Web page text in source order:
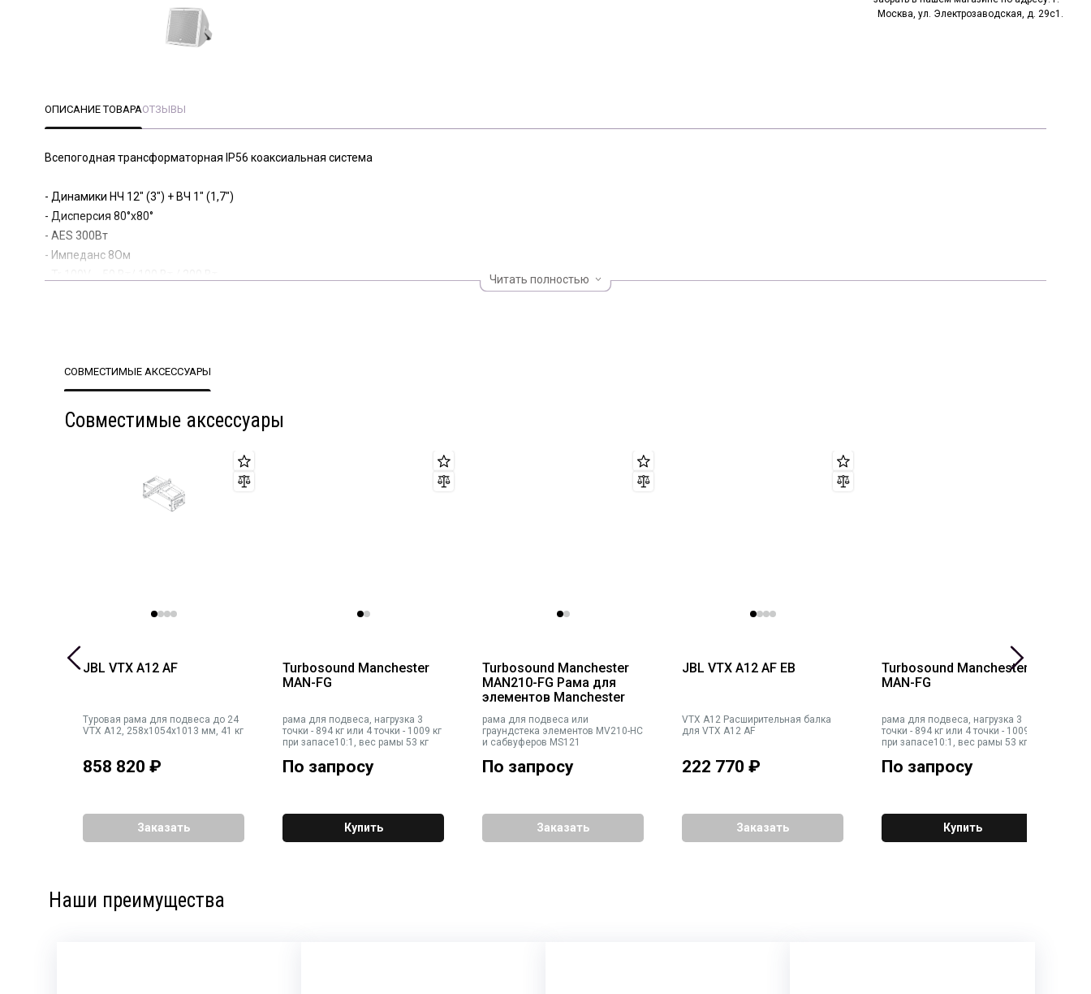
Москва, ул. Электрозаводская, д. 29с1.
ОПИСАНИЕ ТОВАРАОТЗЫВЫ
Всепогодная трансформаторная IP56 коаксиальная система
- Динамики НЧ 12" (3") + ВЧ 1" (1,7")
- Дисперсия 80°x80°
- AES 300Вт
- Импеданс 8Ом
- Габариты 407x411x448мм
- Вес 20кг
Читать полностью
СОВМЕСТИМЫЕ АКСЕССУАРЫ
Совместимые аксессуары
JBL VTX A12 AF
Туровая рама для подвеса до 24
VTX A12, 258x1054x1013 мм, 41 кг
858 820 ₽
Заказать
Turbosound Manchester
MAN-FG
рама для подвеса, нагрузка 3
точки - 894 кг или 4 точки - 1009 кг
при запасе10:1, вес рамы 53 кг
По запросу
Купить
Turbosound Manchester
MAN210-FG Рама для
элементов Manchester
рама для подвеса или
граундстека элементов MV210-HC
и сабвуферов MS121
По запросу
Заказать
JBL VTX A12 AF EB
VTX A12 Расширительная балка
для VTX A12 AF
222 770 ₽
Заказать
Turbosound Manchester
MAN-FG
рама для подвеса, нагрузка 3
точки - 894 кг или 4 точки - 1009 кг
при запасе10:1, вес рамы 53 кг
По запросу
Купить
Наши преимущества